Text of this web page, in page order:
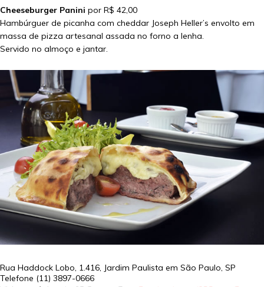
Cheeseburger Panini por R$ 42,00
Hambúrguer de picanha com cheddar Joseph Heller’s envolto em
massa de pizza artesanal assada no forno a lenha.
Servido no almoço e jantar.
Rua Haddock Lobo, 1.416, Jardim Paulista em São Paulo, SP
Telefone (11) 3897-0666